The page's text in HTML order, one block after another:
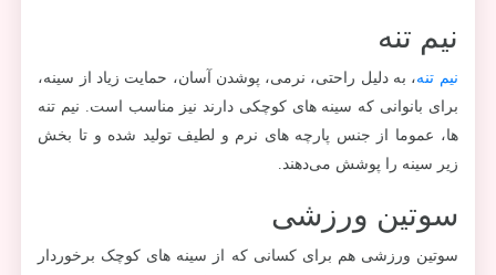
نیم تنه
نیم تنه، به دلیل راحتی، نرمی، پوشدن آسان، حمایت زیاد از سینه،
برای بانوانی که سینه های کوچکی دارند نیز مناسب است. نیم تنه
ها، عموما از جنس پارچه های نرم و لطیف تولید شده و تا بخش
زیر سینه را پوشش می‌دهند.
سوتین ورزشی
سوتین ورزشی هم برای کسانی که از سینه های کوچک برخوردار